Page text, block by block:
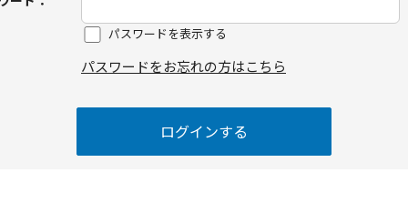
パスワードを表示する
パスワードをお忘れの方はこちら